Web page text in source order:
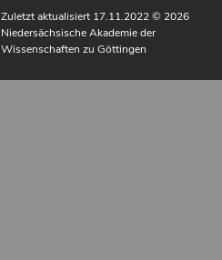
Zuletzt aktualisiert 17.11.2022© 2026
Niedersächsische Akademie der
Wissenschaften zu Göttingen